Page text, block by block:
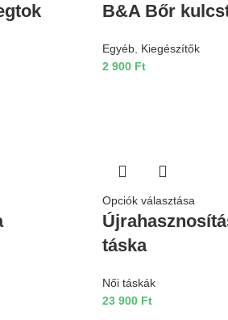
B&A Bőr
Egyéb, Kiegészítők
2 900 Ft
Opciók választása
táska
Női táskák
23 900 Ft